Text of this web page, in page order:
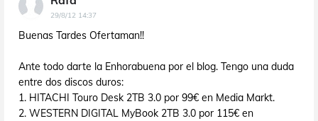
29/8/12 14:37
Buenas Tardes Ofertaman!!
Ante todo darte la Enhorabuena por el blog. Tengo una duda
entre dos discos duros:
1. HITACHI Touro Desk 2TB 3.0 por 99€ en Media Markt.
2. WESTERN DIGITAL MyBook 2TB 3.0 por 115€ en